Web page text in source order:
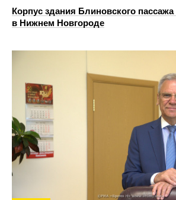
Корпус здания Блиновского
в Нижнем Новгороде